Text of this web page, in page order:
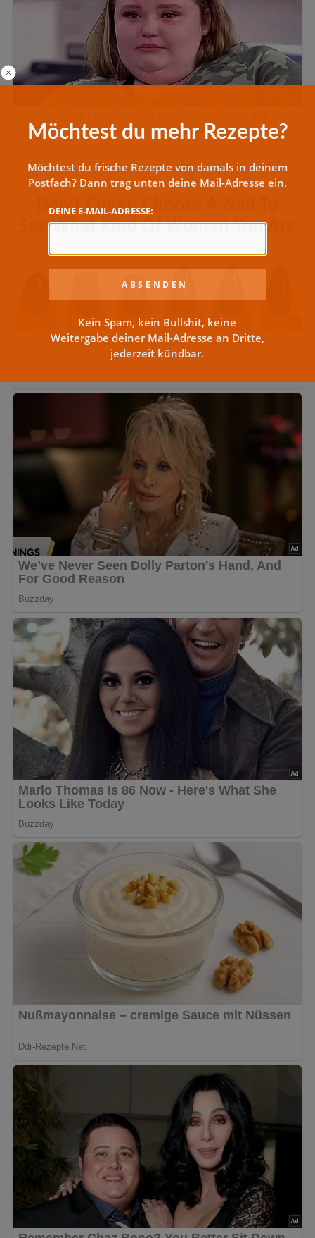
Möchtest du mehr Rezepte?
Möchtest du frische Rezepte von damals in deinem
Postfach? Dann trag unten deine Mail-Adresse ein.
DEINE E-MAIL-ADRESSE:
Kein Spam, kein Bullshit, keine
Weitergabe deiner Mail-Adresse an Dritte,
jederzeit kündbar.